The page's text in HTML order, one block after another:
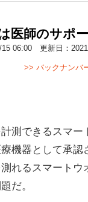
医師のサポ
06:00 更新日：
>> バックナンバ
測できるスマー
機器として承認
れるスマートウ
だ。